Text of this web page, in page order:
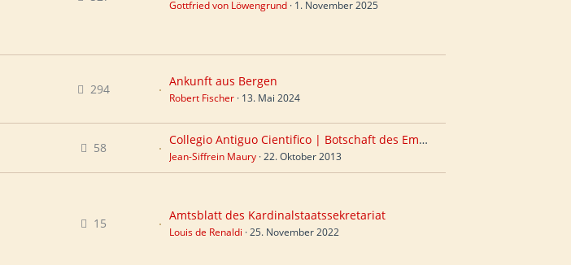
Gottfried von Löwengrund 1. November 2025
294
Ankunft aus Bergen
Robert Fischer 13. Mai 2024
58
Collegio Antiguo Cientifico | Botschaft des Empire Outremer
Jean-Siffrein Maury 22. Oktober 2013
15
Amtsblatt des Kardinalstaatssekretariat
Louis de Renaldi 25. November 2022